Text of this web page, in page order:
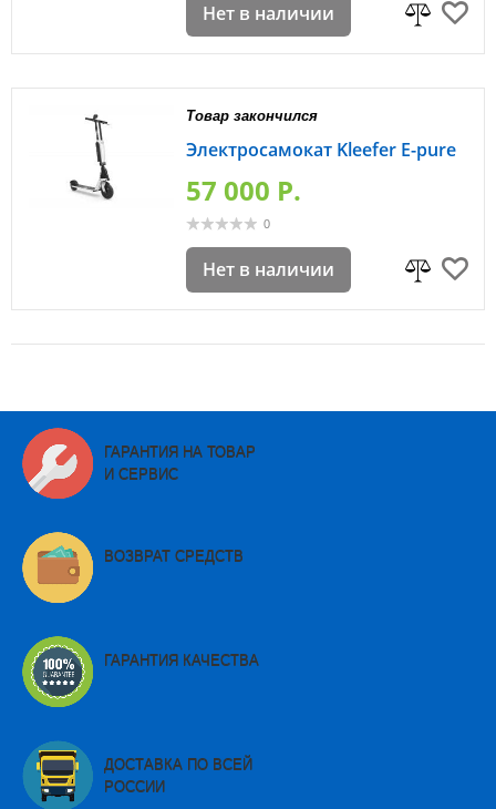
Нет в наличии
Товар закончился
Электросамокат Kleefer E-pure
57 000 P.
0
Нет в наличии
ГАРАНТИЯ НА ТОВАР
И СЕРВИС
ВОЗВРАТ СРЕДСТВ
ГАРАНТИЯ КАЧЕСТВА
ДОСТАВКА ПО ВСЕЙ
РОССИИ